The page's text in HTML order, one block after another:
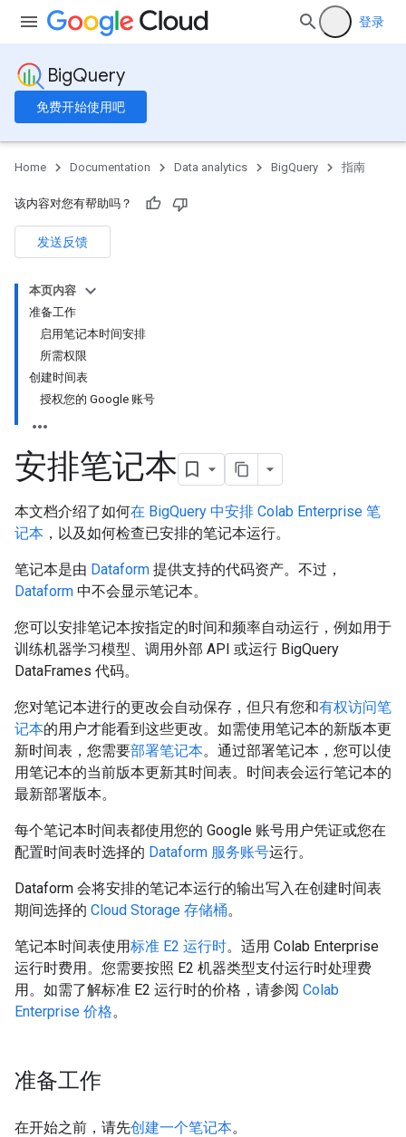
登录
BigQuery
免费开始使用吧
Home Documentation Data analytics BigQuery 指南
该内容对您有帮助吗？
发送反馈
本页内容
准备工作
启用笔记本时间安排
所需权限
创建时间表
授权您的 Google 账号
安排笔记本
本文档介绍了如何在 BigQuery 中安排 Colab Enterprise 笔
记本 ，以及如何检查已安排的笔记本运行。
笔记本是由 Dataform 提供支持的代码资产。不过，
Dataform 中不会显示笔记本。
您可以安排笔记本按指定的时间和频率自动运行，例如用于
训练机器学习模型、调用外部 API 或运行 BigQuery
DataFrames 代码。
您对笔记本进行的更改会自动保存，但只有您和有权访问笔
记本的用户才能看到这些更改。如需使用笔记本的新版本更
新时间表，您需要部署笔记本。通过部署笔记本，您可以使
用笔记本的当前版本更新其时间表。时间表会运行笔记本的
最新部署版本。
每个笔记本时间表都使用您的 Google 账号用户凭证或您在
配置时间表时选择的 Dataform 服务账号运行。
Dataform 会将安排的笔记本运行的输出写入在创建时间表
期间选择的 Cloud Storage 存储桶。
笔记本时间表使用标准 E2 运行时。适用 Colab Enterprise
运行时费用。您需要按照 E2 机器类型支付运行时处理费
用。如需了解标准 E2 运行时的价格，请参阅 Colab
Enterprise 价格。
准备工作
在开始之前，请先创建一个笔记本。